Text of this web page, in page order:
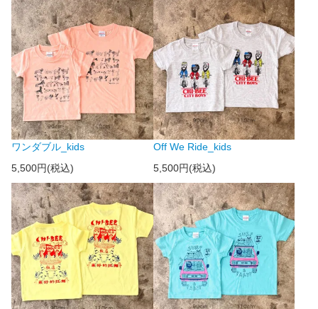
ワンダブル_kids
5,500円(税込)
Off We Ride_kids
5,500円(税込)